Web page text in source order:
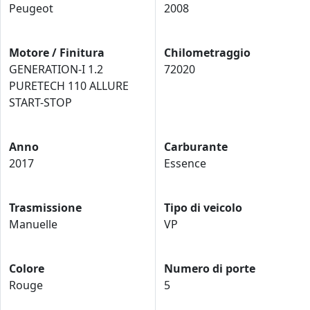
Peugeot 2008
Motore / Finitura
GENERATION-I 1.2
PURETECH 110 ALLURE
START-STOP
Chilometraggio
72020
Anno
2017
Carburante
Essence
Trasmissione
Manuelle
Tipo di veicolo
VP
Colore
Rouge
Numero di porte
5